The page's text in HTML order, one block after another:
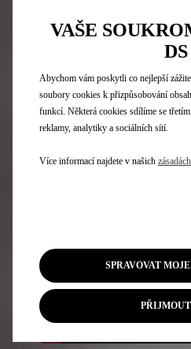
VÝUKOVÉ
MYDS
Zhlédněte sérii
pomohou na maximum
přidružených služeb
VAŠE
DS
Abychom vám poskytli co nejlepší
soubory cookies k přizpůsobování
funkcí. Některá cookies sdílíme se
reklamy, analytiky a sociálních sítí.
Více informací najdete v našich
SPRAVOVAT